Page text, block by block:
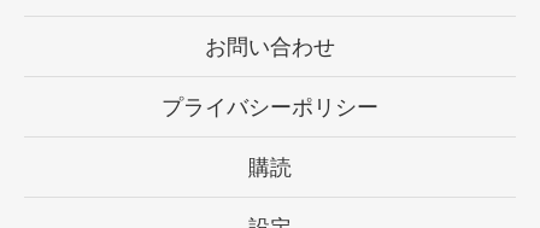
お問い合わせ
プライバシーポリシー
購読